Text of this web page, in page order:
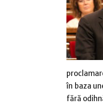
în baza
fără